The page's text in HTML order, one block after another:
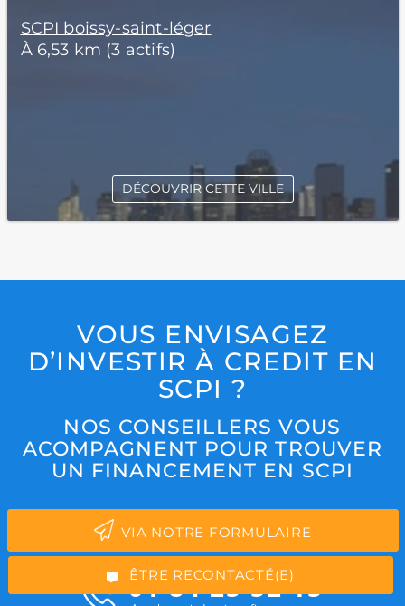
*Champs obligatoires
“Excellent”, 165 avis
ÊTRE RECONTACTÉ(E)
SCPI boissy-saint-léger
À 6,53 km (3 actifs)
DÉCOUVRIR CETTE VILLE
VOUS ENVISAGEZ
D’INVESTIR À CREDIT EN
SCPI ?
NOS CONSEILLERS VOUS
ACOMPAGNENT POUR TROUVER
UN FINANCEMENT EN SCPI
VIA NOTRE FORMULAIRE
01 84 25 52 15